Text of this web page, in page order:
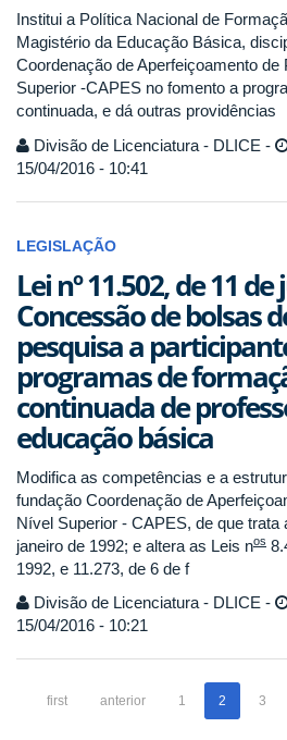
Institui a Política Nacional de
Magistério da Educação Básica,
Coordenação de Aperfeiçoamento de
Superior -CAPES no fomento a
continuada, e dá outras providências
Divisão de Licenciatura - DLICE -
15/04/2016 - 10:41
LEGISLAÇÃO
Lei nº 11.502, de 11
Concessão de bolsas
pesquisa a
programas de
continuada de
educação básica
Modifica as competências e a
fundação Coordenação de
Nível Superior - CAPES, de que trata
janeiro de 1992; e altera as Leis nos
1992, e 11.273, de 6 de f
Divisão de Licenciatura - DLICE -
15/04/2016 - 10:21
first anterior 1 2 3